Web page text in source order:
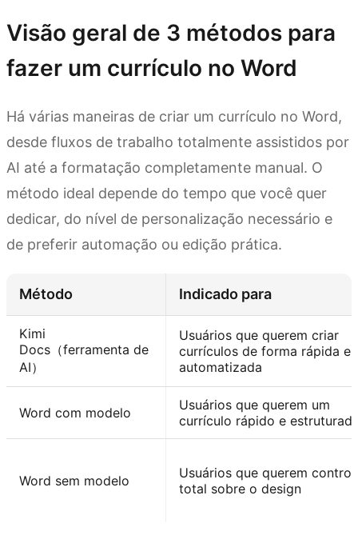
Visão geral de 3 métodos para
fazer um currículo no Word
Há várias maneiras de criar um currículo no Word,
desde fluxos de trabalho totalmente assistidos por
AI até a formatação completamente manual. O
método ideal depende do tempo que você quer
dedicar, do nível de personalização necessário e
de preferir automação ou edição prática.
Método Indicado para
Kimi
Docs（ferramenta de
AI）
Usuários que querem criar
currículos de forma rápida e
automatizada
Word com modelo
Usuários que querem um
currículo rápido e
Word sem modelo
Usuários que querem
total sobre o design